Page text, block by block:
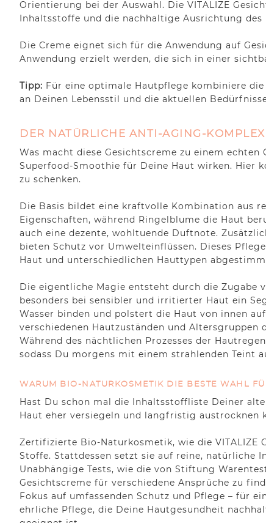
Orientierung bei der Auswahl. Die VITALIZE
Inhaltsstoffe und die nachhaltige Ausrichtung des
Die Creme eignet sich für die Anwendung auf
Anwendung erzielt werden, die sich in einer
Tipp: Für eine optimale Hautpflege kombiniere
an Deinen Lebensstil und die aktuellen
DER NATÜRLICHE ANTI-AGING-
Was macht diese Gesichtscreme zu einem
Superfood-Smoothie für Deine Haut wirken. Hier
zu schenken.
Die Basis bildet eine kraftvolle Kombination aus
Eigenschaften, während Ringelblume die Haut
auch eine dezente, wohltuende Duftnote.
bieten Schutz vor Umwelteinflüssen. Dieses
Haut und unterschiedlichen Hauttypen
Die eigentliche Magie entsteht durch die Zugabe
besonders bei sensibler und irritierter Haut ein
Wasser binden und polstert die Haut von innen
verschiedenen Hautzuständen und
Während des nächtlichen Prozesses der
sodass Du morgens mit einem strahlenden Teint
WARUM BIO-NATURKOSMETIK DIE BESTE WAHL
Hast Du schon mal die Inhaltsstoffliste Deiner
Haut eher versiegeln und langfristig austrocknen
Zertifizierte Bio-Naturkosmetik, wie die VITALIZE
Stoffe. Stattdessen setzt sie auf reine, natürliche
Unabhängige Tests, wie die von Stiftung
Gesichtscreme für verschiedene Ansprüche zu
Fokus auf umfassenden Schutz und Pflege – für
ehrliche Pflege, die Deine Hautgesundheit